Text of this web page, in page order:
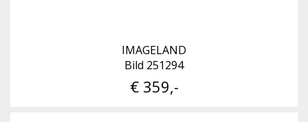
IMAGELAND
Bild 251294
€ 359,-